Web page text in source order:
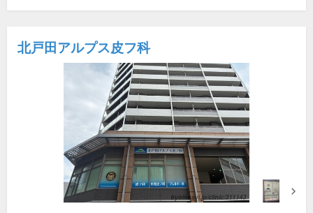
北戸田アルプス皮フ科